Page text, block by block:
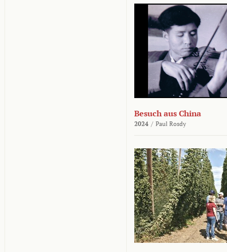
Besuch aus China
2024 / Paul Rosdy